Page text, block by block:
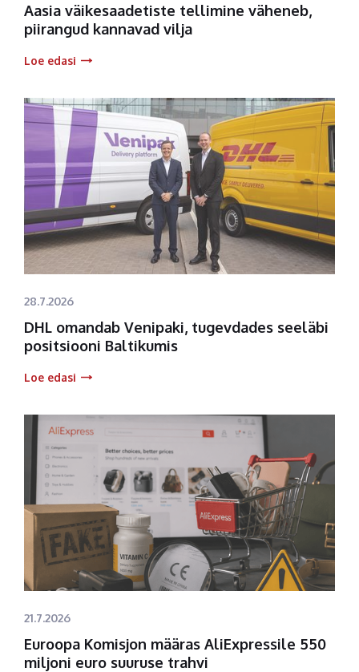
Aasia väikesaadetiste tellimine väheneb,
piirangud kannavad vilja
Loe edasi
28.7.2026
DHL omandab Venipaki, tugevdades seeläbi
positsiooni Baltikumis
Loe edasi
21.7.2026
Euroopa Komisjon määras AliExpressile 550
miljoni euro suuruse trahvi